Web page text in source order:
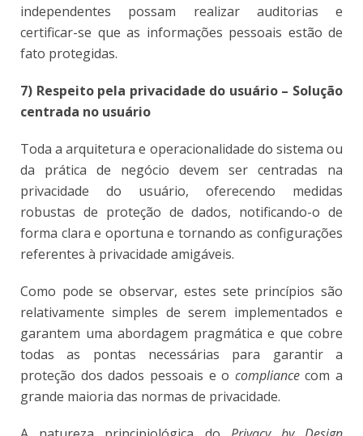
independentes possam realizar auditorias e
certificar-se que as informações pessoais estão de
fato protegidas.
7) Respeito pela privacidade do usuário – Solução
centrada no usuário
Toda a arquitetura e operacionalidade do sistema ou
da prática de negócio devem ser centradas na
privacidade do usuário, oferecendo medidas
robustas de proteção de dados, notificando-o de
forma clara e oportuna e tornando as configurações
referentes à privacidade amigáveis.
Como pode se observar, estes sete princípios são
relativamente simples de serem implementados e
garantem uma abordagem pragmática e que cobre
todas as pontas necessárias para garantir a
proteção dos dados pessoais e o compliancecom a
grande maioria das normas de privacidade.